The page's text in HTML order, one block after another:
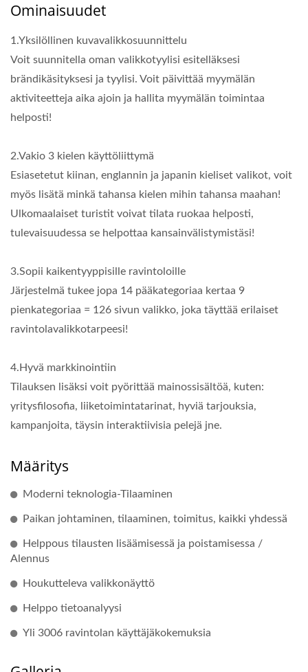
Ominaisuudet
1.Yksilöllinen kuvavalikkosuunnittelu
Voit suunnitella oman valikkotyylisi esitelläksesi
brändikäsityksesi ja tyylisi. Voit päivittää myymälän
aktiviteetteja aika ajoin ja hallita myymälän toimintaa
helposti!
2.Vakio 3 kielen käyttöliittymä
Esiasetetut kiinan, englannin ja japanin kieliset valikot, voit
myös lisätä minkä tahansa kielen mihin tahansa maahan!
Ulkomaalaiset turistit voivat tilata ruokaa helposti,
tulevaisuudessa se helpottaa kansainvälistymistäsi!
3.Sopii kaikentyyppisille ravintoloille
Järjestelmä tukee jopa 14 pääkategoriaa kertaa 9
pienkategoriaa = 126 sivun valikko, joka täyttää erilaiset
ravintolavalikkotarpeesi!
4.Hyvä markkinointiin
Tilauksen lisäksi voit pyörittää mainossisältöä, kuten:
yritysfilosofia, liiketoimintatarinat, hyviä tarjouksia,
kampanjoita, täysin interaktiivisia pelejä jne.
Määritys
Moderni teknologia-Tilaaminen
Paikan johtaminen, tilaaminen, toimitus, kaikki yhdessä
Helppous tilausten lisäämisessä ja poistamisessa /
Alennus
Houkutteleva valikkonäyttö
Helppo tietoanalyysi
Yli 3006 ravintolan käyttäjäkokemuksia